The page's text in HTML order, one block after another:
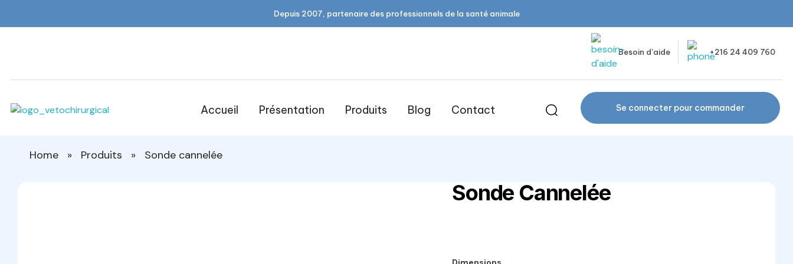
Depuis 2007, partenaire des professionnels de la santé animale
Besoin d’aide +216 24 409 760
Accueil Présentation Produits Blog Contact Se connecter pour commander
Home » Produits » Sonde cannelée
Sonde Cannelée